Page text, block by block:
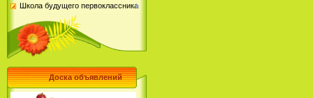
Школа будущего первоклассника
Доска объявлений